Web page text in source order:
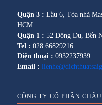
Quận 3 : Lầu 6, Tòa nhà
HCM
Quận 1 : 52 Đông Du, Bến
Tel : 028.66829216
Điện thoại : 0932237939
Email :
CÔNG TY CỔ PHẦN